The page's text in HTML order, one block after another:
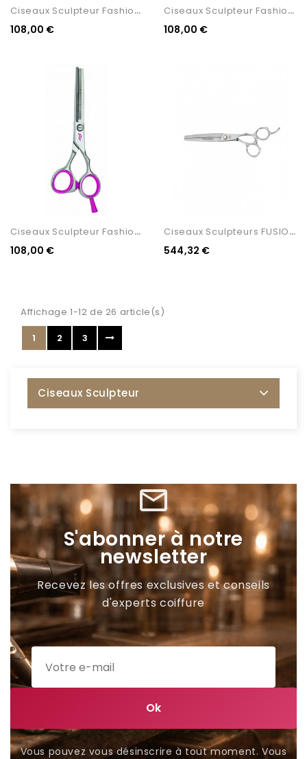
C
Iseaux Sculpteur Fashion...
108,00 €
C
Iseaux Sculpteur Fashion...
108,00 €
C
Iseaux Sculpteur Fashion...
108,00 €
C
Iseaux Sculpteurs FUSION...
544,32 €
Affichage 1-12 de 26 article(s)
1
2 3
Ciseaux Sculpteur
mail_outline
S'abonner à notre
newsletter
Recevez les offres exclusives et conseils
d'experts coiffure
Vous pouvez vous désinscrire à tout moment. Vous